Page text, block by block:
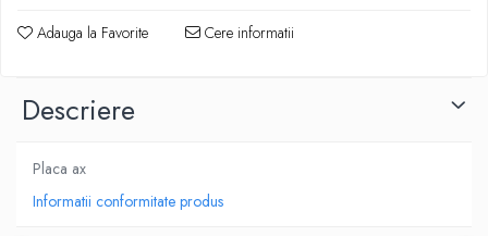
Adauga la Favorite Cere informatii
Descriere
Placa ax
Informatii conformitate produs